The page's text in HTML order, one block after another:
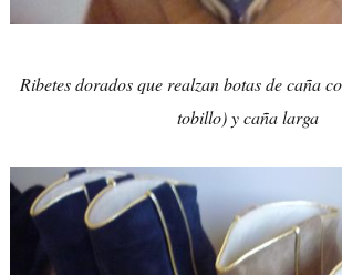
Ribetes dorados que realzan botas de caña
tobillo) y caña larga